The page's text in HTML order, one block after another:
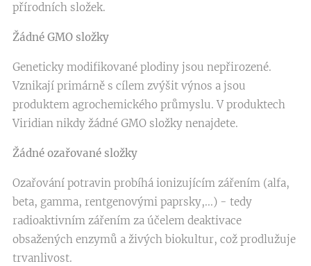
přírodních složek.
Žádné GMO složky
Geneticky modifikované plodiny jsou nepřirozené.
Vznikají primárně s cílem zvýšit výnos a jsou
produktem agrochemického průmyslu. V produktech
Viridian nikdy žádné GMO složky nenajdete.
Žádné ozařované složky
Ozařování potravin probíhá ionizujícím zářením (alfa,
beta, gamma, rentgenovými paprsky,...) - tedy
radioaktivním zářením za účelem deaktivace
obsažených enzymů a živých biokultur, což prodlužuje
trvanlivost.